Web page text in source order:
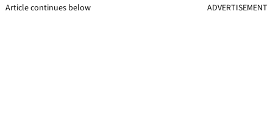
Article continues below ADVERTISEMENT